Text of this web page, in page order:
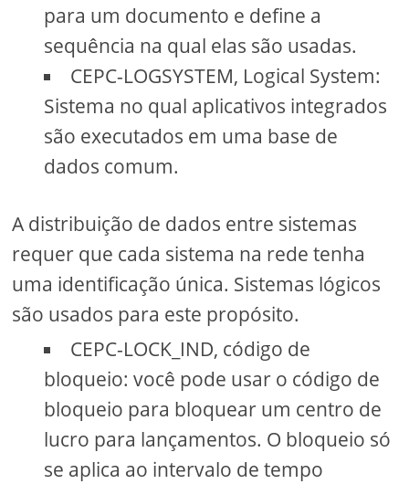
para um documento e define a
sequência na qual elas são usadas.
CEPC-LOGSYSTEM, Logical System:
Sistema no qual aplicativos integrados
são executados em uma base de
dados comum.
A distribuição de dados entre sistemas
requer que cada sistema na rede tenha
uma identificação única. Sistemas lógicos
são usados ​​para este propósito.
CEPC-LOCK_IND, código de
bloqueio: você pode usar o código de
bloqueio para bloquear um centro de
lucro para lançamentos. O bloqueio só
se aplica ao intervalo de tempo